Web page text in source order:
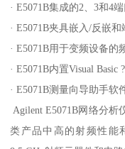
· E5071B集成的2、3和4
· E5071B夹具嵌入/反嵌
· E5071B用于变频设备的
· E5071B内置Visual Basic
· E5071B测量向导助手软
Agilent E5071B网络分析
类产品中高的射频性能